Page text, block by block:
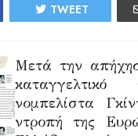
TWEET
Μετά την
νομπελίστα
ντροπή της